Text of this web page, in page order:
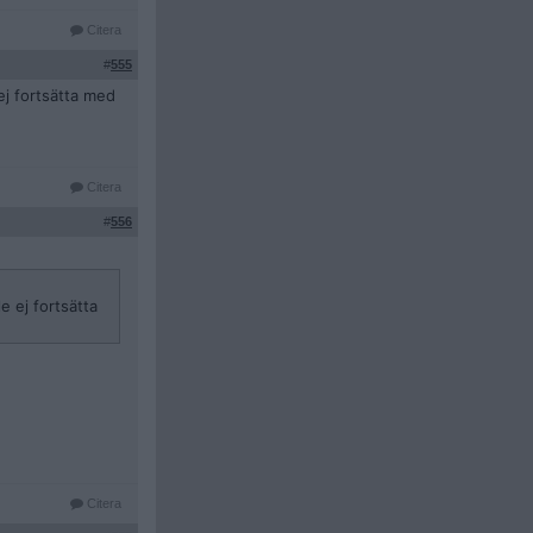
Citera
#555
fortsätta med
Citera
#556
ej fortsätta
Citera